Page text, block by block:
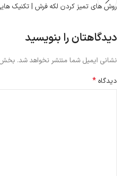
روش های تمیز کردن لکه فرش | تکنیک هایی
دیدگاهتان را بنویسید
نشانی ایمیل شما منتشر نخواهد شد.
دیدگاه *